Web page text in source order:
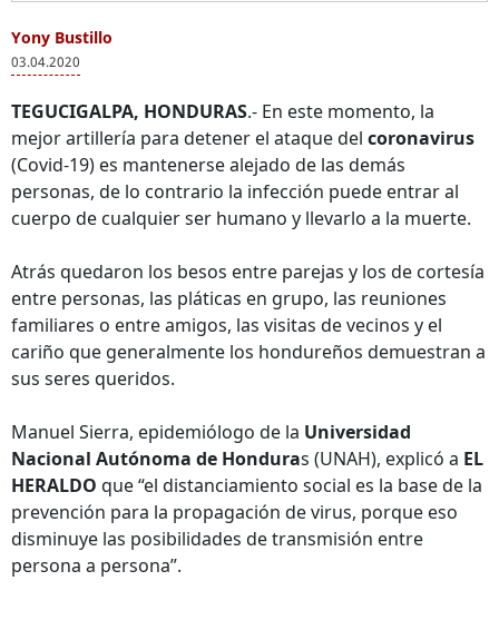
Yony Bustillo
03.04.2020
TEGUCIGALPA, HONDURAS.- En este momento, la
mejor artillería para detener el ataque del coronavirus
(Covid-19) es mantenerse alejado de las demás
personas, de lo contrario la infección puede entrar al
cuerpo de cualquier ser humano y llevarlo a la muerte.
Atrás quedaron los besos entre parejas y los de cortesía
entre personas, las pláticas en grupo, las reuniones
familiares o entre amigos, las visitas de vecinos y el
cariño que generalmente los hondureños demuestran a
sus seres queridos.
Manuel Sierra, epidemiólogo de la Universidad
Nacional Autónoma de Honduras (UNAH), explicó a EL
HERALDO que “el distanciamiento social es la base de la
prevención para la propagación de virus, porque eso
disminuye las posibilidades de transmisión entre
persona a persona”.